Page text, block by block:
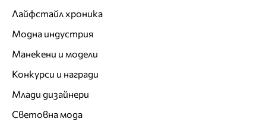
Лайфстайл хроника
Модна индустрия
Манекени и модели
Конкурси и награди
Млади дизайнери
Световна мода